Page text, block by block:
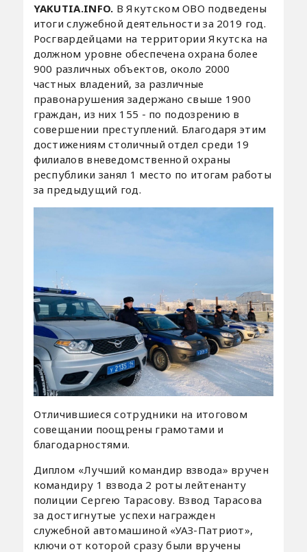
YAKUTIA.INFO. В Якутском ОВО подведены
итоги служебной деятельности за 2019 год.
Росгвардейцами на территории Якутска на
должном уровне обеспечена охрана более
900 различных объектов, около 2000
частных владений, за различные
правонарушения задержано свыше 1900
граждан, из них 155 - по подозрению в
совершении преступлений. Благодаря этим
достижениям столичный отдел среди 19
филиалов вневедомственной охраны
республики занял 1 место по итогам работы
за предыдущий год.
Отличившиеся сотрудники на итоговом
совещании поощрены грамотами и
благодарностями.
Диплом «Лучший командир взвода» вручен
командиру 1 взвода 2 роты лейтенанту
полиции Сергею Тарасову. Взвод Тарасова
за достигнутые успехи награжден
служебной автомашиной «УАЗ-Патриот»,
ключи от которой сразу были вручены